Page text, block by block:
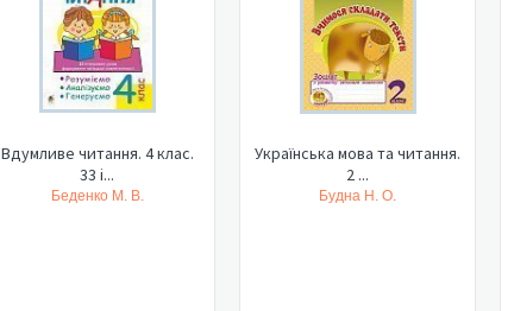
Вдумливе читання. 4 клас.
33 і...
Беденко М. В.
Українська мова та читання.
2 ...
Будна Н. О.